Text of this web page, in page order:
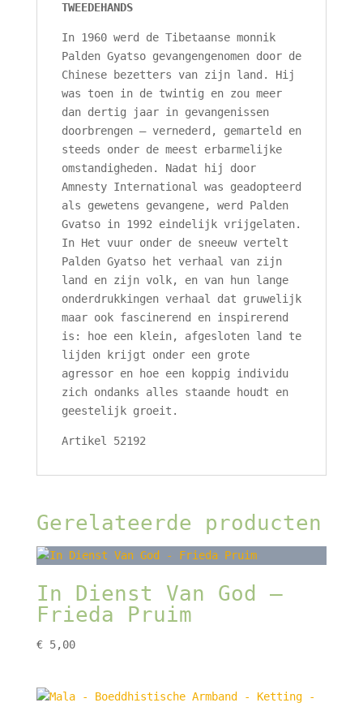
TWEEDEHANDS
In 1960 werd de Tibetaanse monnik
Palden Gyatso gevangengenomen door de
Chinese bezetters van zijn land. Hij
was toen in de twintig en zou meer
dan dertig jaar in gevangenissen
doorbrengen – vernederd, gemarteld en
steeds onder de meest erbarmelijke
omstandigheden. Nadat hij door
Amnesty International was geadopteerd
als gewetens gevangene, werd Palden
Gvatso in 1992 eindelijk vrijgelaten.
In Het vuur onder de sneeuw vertelt
Palden Gyatso het verhaal van zijn
land en zijn volk, en van hun lange
onderdrukkingen verhaal dat gruwelijk
maar ook fascinerend en inspirerend
is: hoe een klein, afgesloten land te
lijden krijgt onder een grote
agressor en hoe een koppig individu
zich ondanks alles staande houdt en
geestelijk groeit.
Artikel 52192
Gerelateerde producten
In Dienst Van God –
Frieda Pruim
€5,00